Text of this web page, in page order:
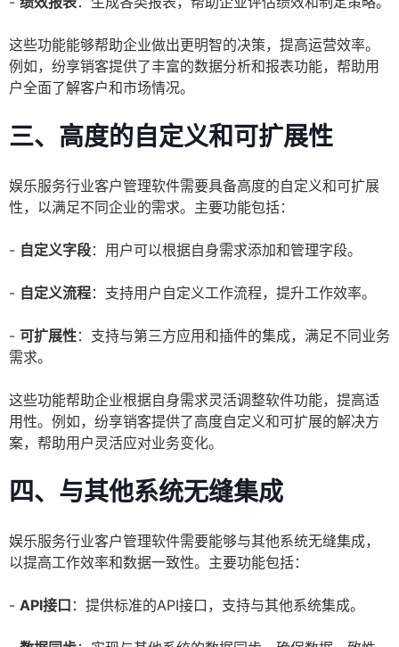
这些功能能够帮助企业做出更明智的决策，提高运营效率。
例如，纷享销客提供了丰富的数据分析和报表功能，帮助用
户全面了解客户和市场情况。
三、高度的自定义和可扩展性
娱乐服务行业客户管理软件需要具备高度的自定义和可扩展
性，以满足不同企业的需求。主要功能包括：
- 自定义字段：用户可以根据自身需求添加和管理字段。
- 自定义流程：支持用户自定义工作流程，提升工作效率。
- 可扩展性：支持与第三方应用和插件的集成，满足不同业务
需求。
这些功能帮助企业根据自身需求灵活调整软件功能，提高适
用性。例如，纷享销客提供了高度自定义和可扩展的解决方
案，帮助用户灵活应对业务变化。
四、与其他系统无缝集成
娱乐服务行业客户管理软件需要能够与其他系统无缝集成，
以提高工作效率和数据一致性。主要功能包括：
- API接口 ：提供标准的API接口，支持与其他系统集成。